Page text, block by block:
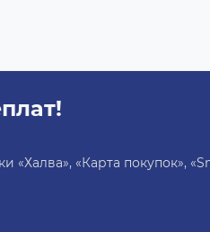
«Карта покупок»,